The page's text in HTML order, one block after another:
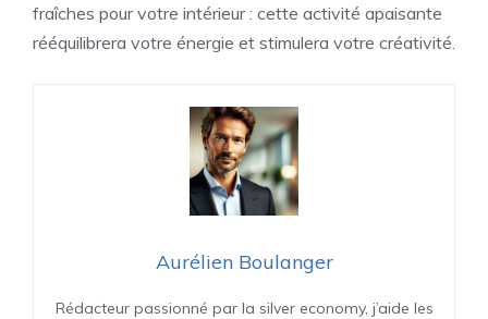
fraîches pour votre intérieur : cette activité apaisante
rééquilibrera votre énergie et stimulera votre créativité.
Aurélien Boulanger
Rédacteur passionné par la silver economy, j’aide les